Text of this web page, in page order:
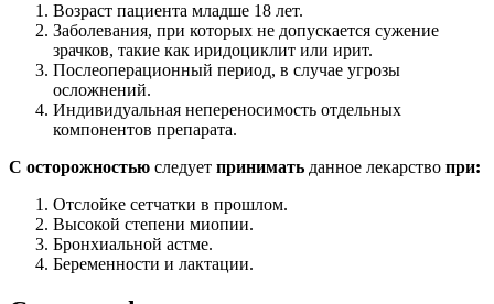
Возраст пациента младше 18 лет.
Заболевания, при которых не допускается сужение
зрачков, такие как иридоциклит или ирит.
Послеоперационный период, в случае угрозы
осложнений.
Индивидуальная непереносимость отдельных
компонентов препарата.
С осторожностью следует принимать данное лекарство при:
Отслойке сетчатки в прошлом.
Высокой степени миопии.
Бронхиальной астме.
Беременности и лактации.